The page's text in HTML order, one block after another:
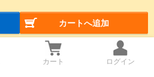
カートへ追加
カート ログイン